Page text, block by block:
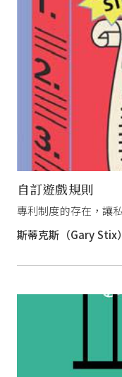
自訂遊戲規則
專利制度的存在，讓
斯蒂克斯（Gary Stix）